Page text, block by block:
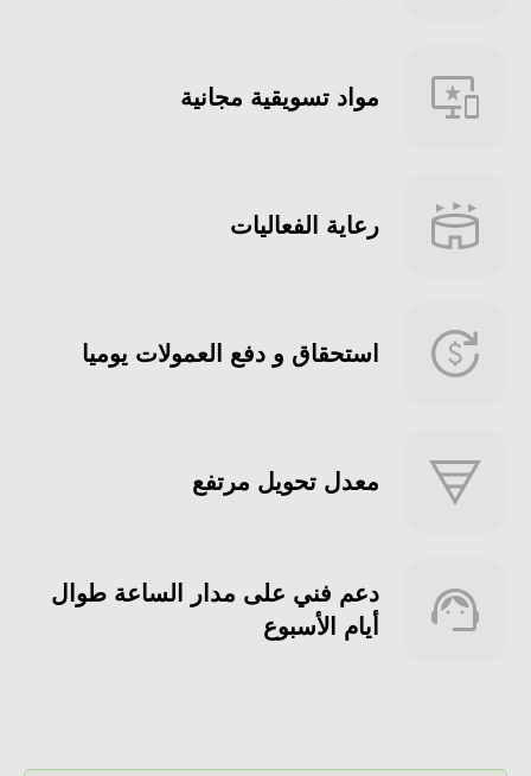
مواد تسويقية مجانية
رعاية الفعاليات
استحقاق و دفع العمولات يوميا
معدل تحويل مرتفع
دعم فني على مدار الساعة طوال
أيام الأسبوع